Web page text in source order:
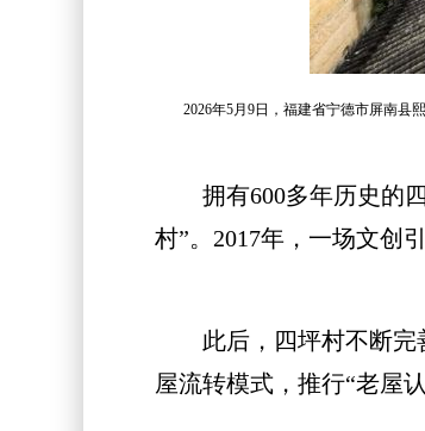
2026年5月9日，福建省宁德市屏南
拥有600多年历史的四
村”。2017年，一场文创
此后，四坪村不断完善
屋流转模式，推行“老屋